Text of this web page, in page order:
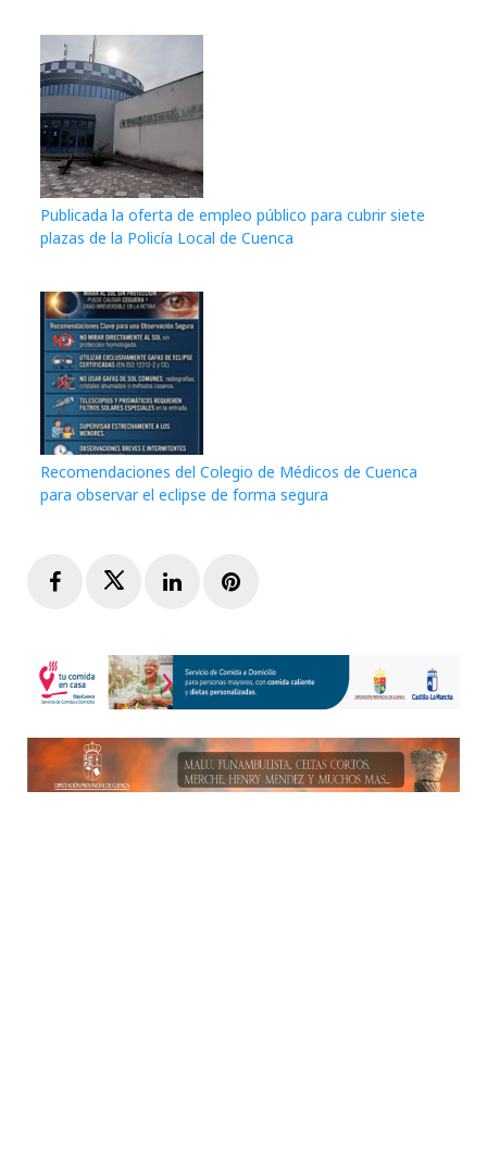
Publicada la oferta de empleo público para cubrir siete
plazas de la Policía Local de Cuenca
Recomendaciones del Colegio de Médicos de Cuenca
para observar el eclipse de forma segura
FacebookTwitterLinkedInPinterest